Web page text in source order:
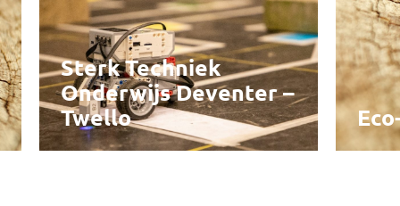
Sterk Techniek
Onderwijs Deventer –
Twello